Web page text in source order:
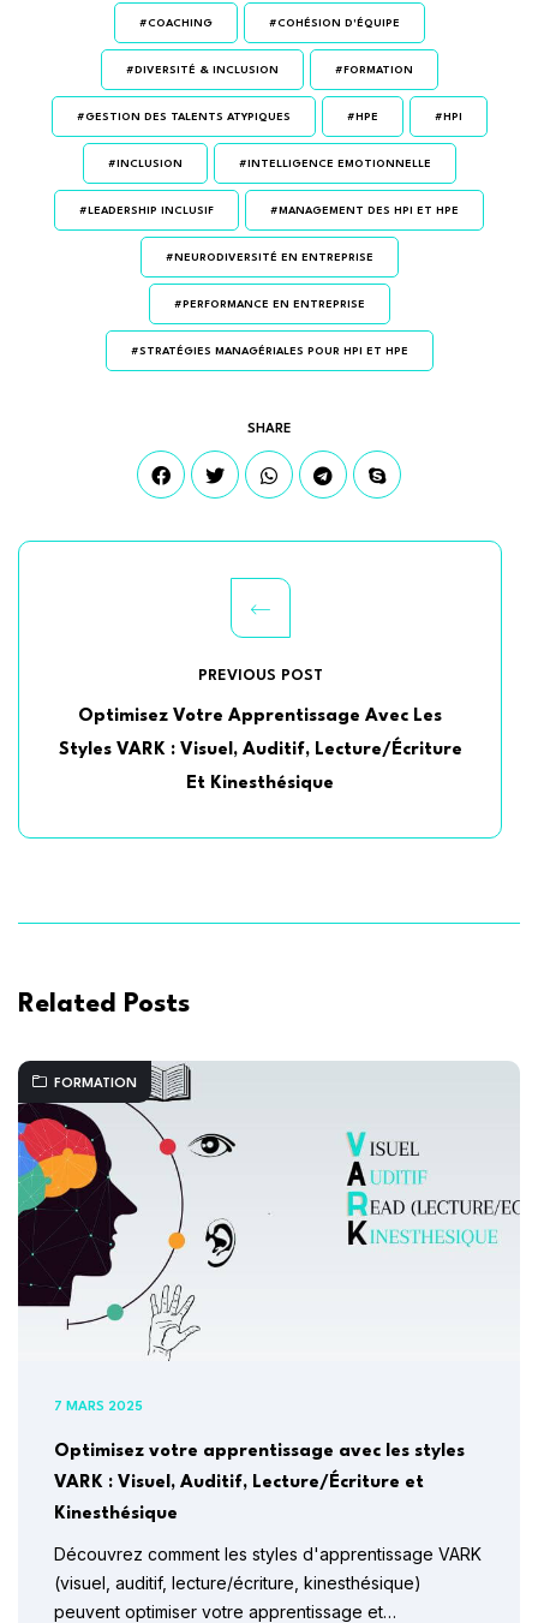
#COACHING #COHÉSION D'ÉQUIPE
#DIVERSITÉ & INCLUSION #FORMATION
#GESTION DES TALENTS ATYPIQUES #HPE #HPI
#INCLUSION #INTELLIGENCE EMOTIONNELLE
#LEADERSHIP INCLUSIF #MANAGEMENT DES HPI ET HPE
#NEURODIVERSITÉ EN ENTREPRISE
#PERFORMANCE EN ENTREPRISE
#STRATÉGIES MANAGÉRIALES POUR HPI ET HPE
SHARE
PREVIOUS POST
Optimisez Votre Apprentissage Avec Les
Styles VARK : Visuel, Auditif, Lecture/Écriture
Et Kinesthésique
Related Posts
FORMATION
7 MARS 2025
Optimisez votre apprentissage avec les styles
VARK : Visuel, Auditif, Lecture/Écriture et
Kinesthésique
Découvrez comment les styles d'apprentissage VARK
(visuel, auditif, lecture/écriture, kinesthésique)
peuvent optimiser votre apprentissage et…